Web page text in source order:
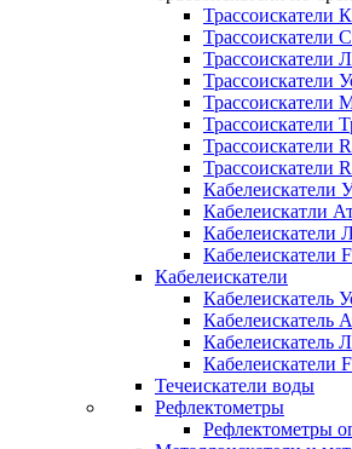
Трассоискатели
Трассоискатели
Трассоискатели
Трассоискатели
Трассоискатели
Трассоискатели
Трассоискатели
Трассоискатели
Кабелеискатели
Кабелеискатли
Кабелеискатели
Кабелеискатели
Кабелеискатели
Кабелеискатель
Кабелеискатель
Кабелеискатель
Кабелеискатели
Течеискатели воды
Рефлектометры
Рефлектометры